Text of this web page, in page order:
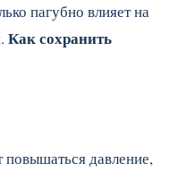
пагубно влияет на
Как сохранить
повышаться давление,